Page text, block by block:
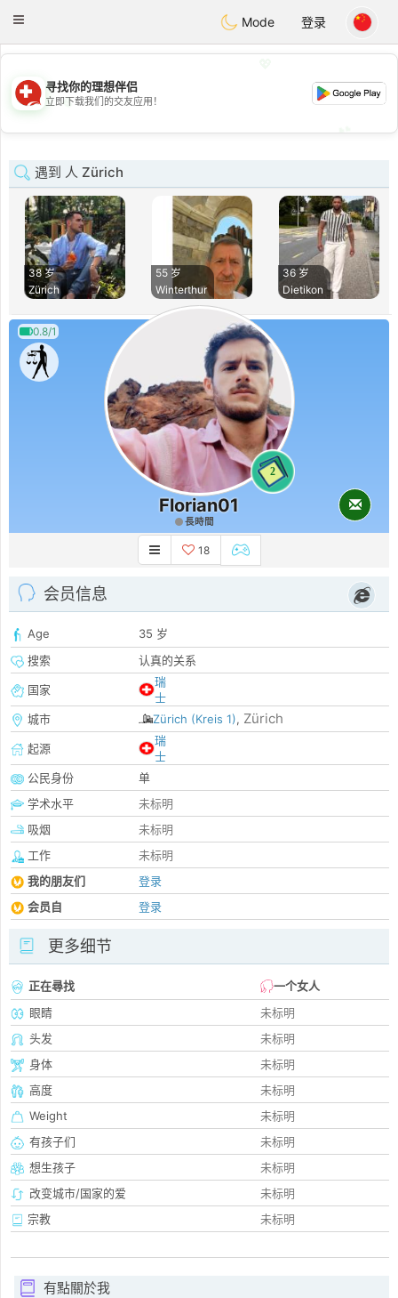
Suissi
Toggle
Mode 登录
💖
💕
寻找你的理想伴侣
立即下载我们的交友应用！
遇到 人 Zürich
38 岁
Zürich
55 岁
Winterthur
36 岁
Dietikon
0.8/1
2
Florian01
長時間
18
会员信息
Age
35 岁
搜索
认真的关系
国家
瑞
士
城市
Zürich (Kreis 1), Zürich
起源
瑞
士
公民身份
单
学术水平
未标明
吸烟
未标明
工作
未标明
我的朋友们
登录
会员自
登录
更多细节
正在尋找
一个女人
眼睛
未标明
头发
未标明
身体
未标明
高度
未标明
Weight
未标明
有孩子们
未标明
想生孩子
未标明
改变城市/国家的爱
未标明
宗教
未标明
有點關於我